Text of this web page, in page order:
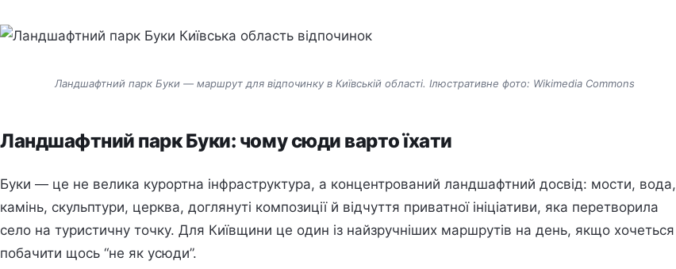
Ландшафтний парк Буки — маршрут для відпочинку в Київській області. Ілюстративне фото: Wikimedia Commons
Ландшафтний парк Буки: чому сюди варто їхати
Буки — це не велика курортна інфраструктура, а концентрований ландшафтний досвід: мости, вода,
камінь, скульптури, церква, доглянуті композиції й відчуття приватної ініціативи, яка перетворила
село на туристичну точку. Для Київщини це один із найзручніших маршрутів на день, якщо хочеться
побачити щось “не як усюди”.